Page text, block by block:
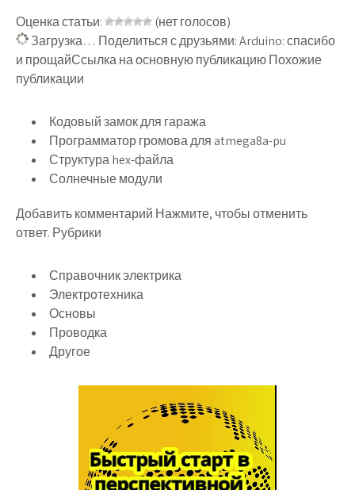
Оценка статьи:
(нет голосов)
Загрузка… Поделиться с друзьями: Arduino: спасибо
и прощайСсылка на основную публикацию Похожие
публикации
Кодовый замок для гаража
Программатор громова для atmega8a-pu
Структура hex-файла
Солнечные модули
Добавить комментарий Нажмите, чтобы отменить
ответ. Рубрики
Справочник электрика
Электротехника
Основы
Проводка
Другое